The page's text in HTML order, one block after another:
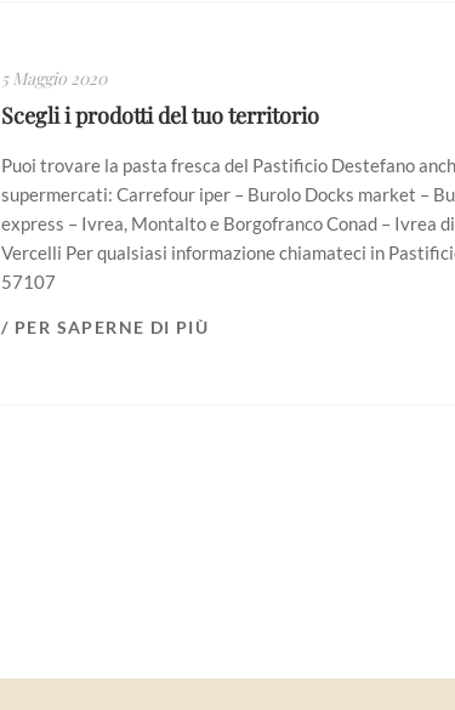
5 Maggio 2020
Scegli i prodotti del tuo territorio
Puoi trovare la pasta fresca del Pastificio Destefano
supermercati: Carrefour iper – Burolo Docks market –
express – Ivrea, Montalto e Borgofranco Conad – Ivrea
Vercelli Per qualsiasi informazione chiamateci in
57107
/ PER SAPERNE DI PIÙ